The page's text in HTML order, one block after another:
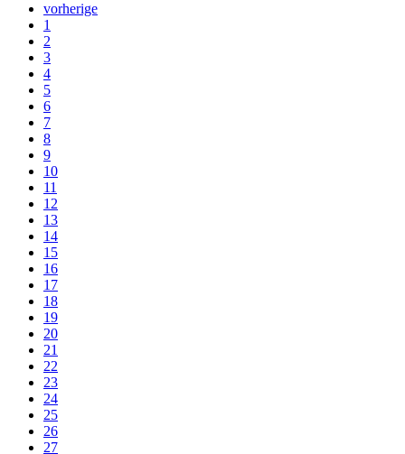
vorherige
1
2
3
4
5
6
7
8
9
10
11
12
13
14
15
16
17
18
19
20
21
22
23
24
25
26
27